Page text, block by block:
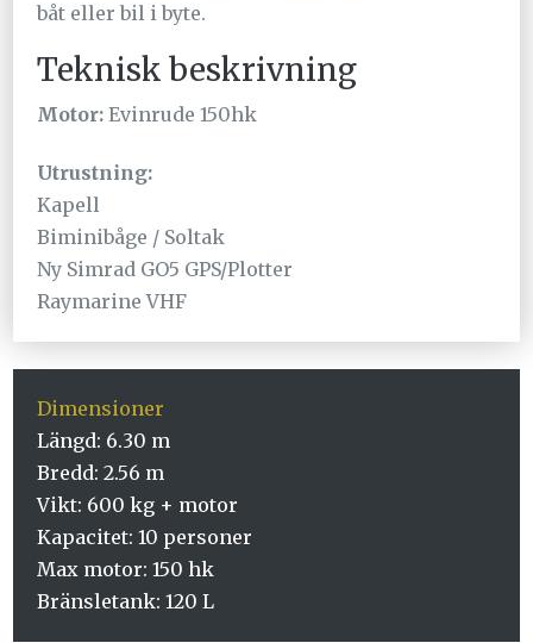
båt eller bil i byte.
Teknisk beskrivning
Motor: Evinrude 150hk
Utrustning:
Kapell
Biminibåge / Soltak
Ny Simrad GO5 GPS/Plotter
Raymarine VHF
Dimensioner
Längd: 6.30 m
Bredd: 2.56 m
Vikt: 600 kg + motor
Kapacitet: 10 personer
Max motor: 150 hk
Bränsletank: 120 L